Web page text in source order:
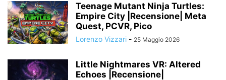
Teenage Mutant Ninja Turtles:
Empire City |Recensione| Meta
Quest, PCVR, Pico
Lorenzo Vizzari - 25 Maggio 2026
Little Nightmares VR: Altered
Echoes |Recensione|